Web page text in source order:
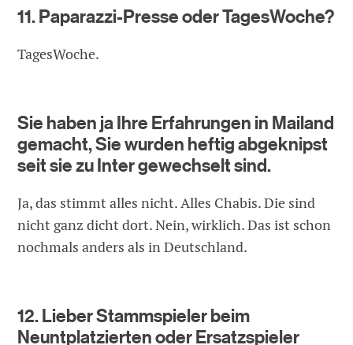
11. Paparazzi-Presse oder TagesWoche?
TagesWoche.
Sie haben ja Ihre Erfahrungen in Mailand
gemacht, Sie wurden heftig abgeknipst
seit sie zu Inter gewechselt sind.
Ja, das stimmt alles nicht. Alles Chabis. Die sind
nicht ganz dicht dort. Nein, wirklich. Das ist schon
nochmals anders als in Deutschland.
12. Lieber Stammspieler beim
Neuntplatzierten oder Ersatzspieler